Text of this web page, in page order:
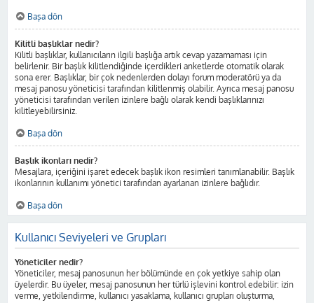
Başa dön
Kilitli başlıklar nedir?
Kilitli başlıklar, kullanıcıların ilgili başlığa artık cevap yazamaması için
belirlenir. Bir başlık kilitlendiğinde içerdikleri anketlerde otomatik olarak
sona erer. Başlıklar, bir çok nedenlerden dolayı forum moderatörü ya da
mesaj panosu yöneticisi tarafından kilitlenmiş olabilir. Ayrıca mesaj panosu
yöneticisi tarafından verilen izinlere bağlı olarak kendi başlıklarınızı
kilitleyebilirsiniz.
Başa dön
Başlık ikonları nedir?
Mesajlara, içeriğini işaret edecek başlık ikon resimleri tanımlanabilir. Başlık
ikonlarının kullanımı yönetici tarafından ayarlanan izinlere bağlıdır.
Başa dön
Kullanıcı Seviyeleri ve Grupları
Yöneticiler nedir?
Yöneticiler, mesaj panosunun her bölümünde en çok yetkiye sahip olan
üyelerdir. Bu üyeler, mesaj panosunun her türlü işlevini kontrol edebilir: izin
verme, yetkilendirme, kullanıcı yasaklama, kullanıcı grupları oluşturma,